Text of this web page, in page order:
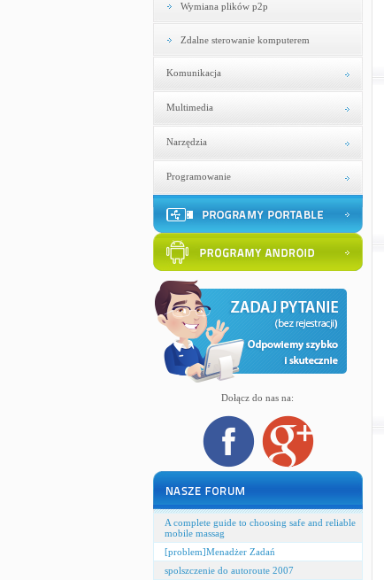
Wymiana plików p2p
Zdalne sterowanie komputerem
Komunikacja
Multimedia
Narzędzia
Programowanie
Dołącz do nas na:
A complete guide to choosing safe and reliable
mobile massag
[problem]Menadżer Zadań
spolszczenie do autoroute 2007